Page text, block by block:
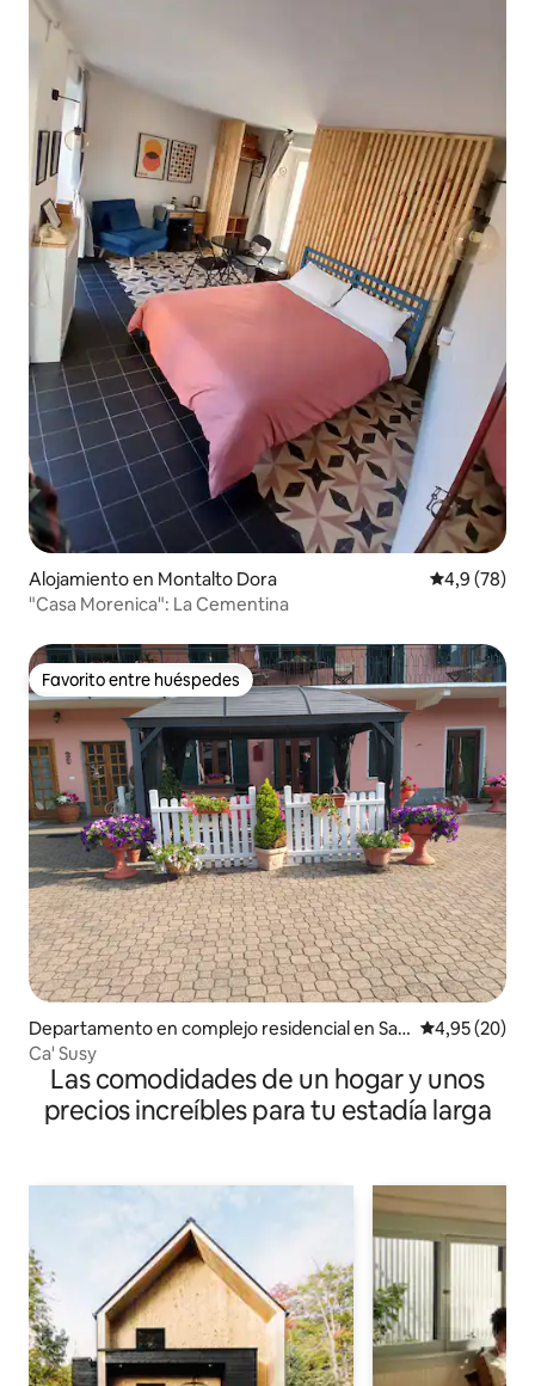
Alojamiento en Montalto Dora Calificación
4,9 (78)
"Casa Morenica": La Cementina
Favorito entre huéspedes
Favorito entre huéspedes
Departamento en complejo residencial en Sa
mone
Calificación
4,95 (20)
Ca' Susy
Las comodidades de un hogar y unos
precios increíbles para tu estadía larga